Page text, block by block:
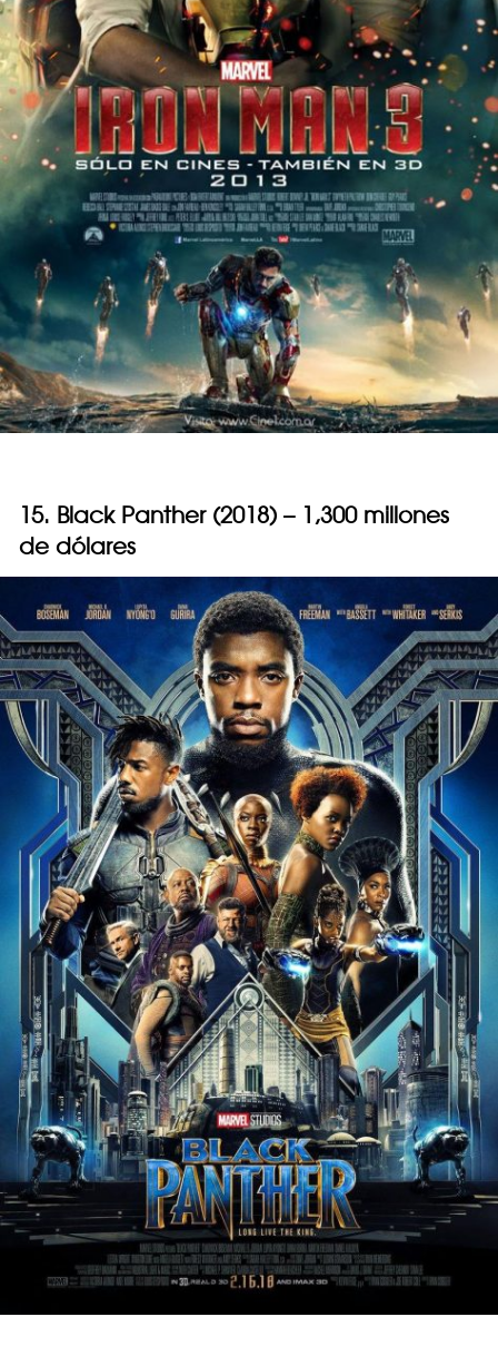
15. Black Panther (2018) – 1,300 millones
de dólares